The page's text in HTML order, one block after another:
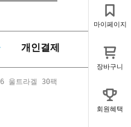
마이페이지
장바구니
회원혜택
개인결제
울트라겔 30팩